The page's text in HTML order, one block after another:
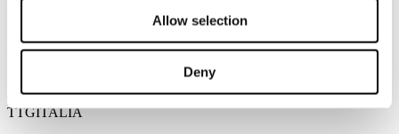
Allow selection
Deny
Effetto TripAdvisor: «Abbiamo generato 600mila viaggi in
L'AGENZIA DI VIAGGI
Brexit, i timori dell'Abta: "Le vacanze degli inglesi costeranno
di più"
TTGITALIA